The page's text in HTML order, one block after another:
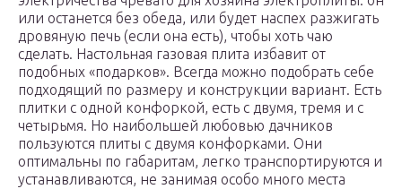
или останется без обеда, или будет наспех разжигать
дровяную печь (если она есть), чтобы хоть чаю
сделать. Настольная газовая плита избавит от
подобных «подарков». Всегда можно подобрать себе
подходящий по размеру и конструкции вариант. Есть
плитки с одной конфоркой, есть с двумя, тремя и с
четырьмя. Но наибольшей любовью дачников
пользуются плиты с двумя конфорками. Они
оптимальны по габаритам, легко транспортируются и
устанавливаются, не занимая особо много места